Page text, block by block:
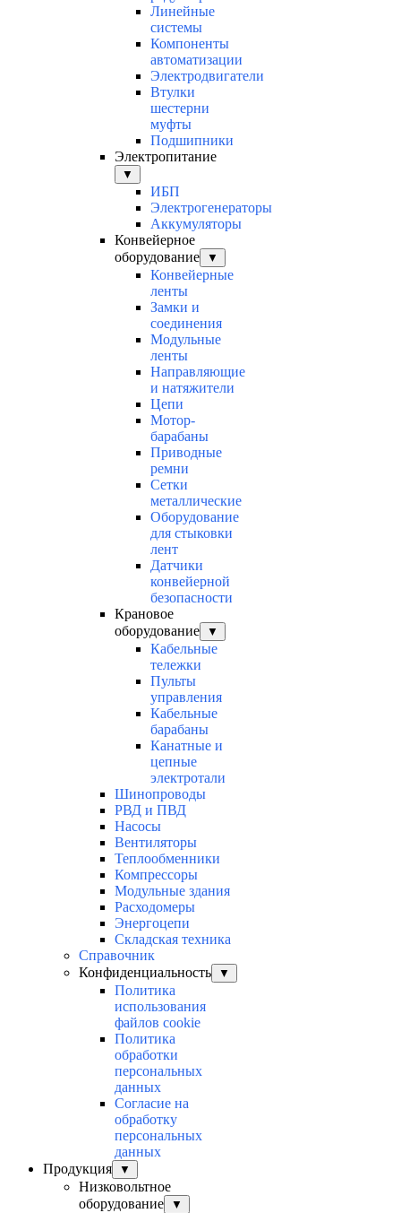
Линейные
системы
Компоненты
автоматизации
Электродвигатели
Втулки
шестерни
муфты
Подшипники
Электропитание
▼
ИБП
Электрогенераторы
Аккумуляторы
Конвейерное
оборудование
▼
Конвейерные
ленты
Замки и
соединения
Модульные
ленты
Направляющие
и натяжители
Цепи
Мотор-
барабаны
Приводные
ремни
Сетки
металлические
Оборудование
для стыковки
лент
Датчики
конвейерной
безопасности
Крановое
оборудование
▼
Кабельные
тележки
Пульты
управления
Кабельные
барабаны
Канатные и
цепные
электротали
Шинопроводы
РВД и ПВД
Насосы
Вентиляторы
Теплообменники
Компрессоры
Модульные здания
Расходомеры
Энергоцепи
Складская техника
Справочник
Конфиденциальность
▼
Политика
использования
файлов cookie
Политика
обработки
персональных
данных
Согласие на
обработку
персональных
данных
Продукция
▼
Низковольтное
оборудование
▼